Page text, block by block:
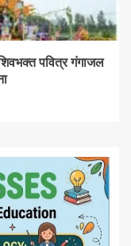
पवित्र गंगाजल